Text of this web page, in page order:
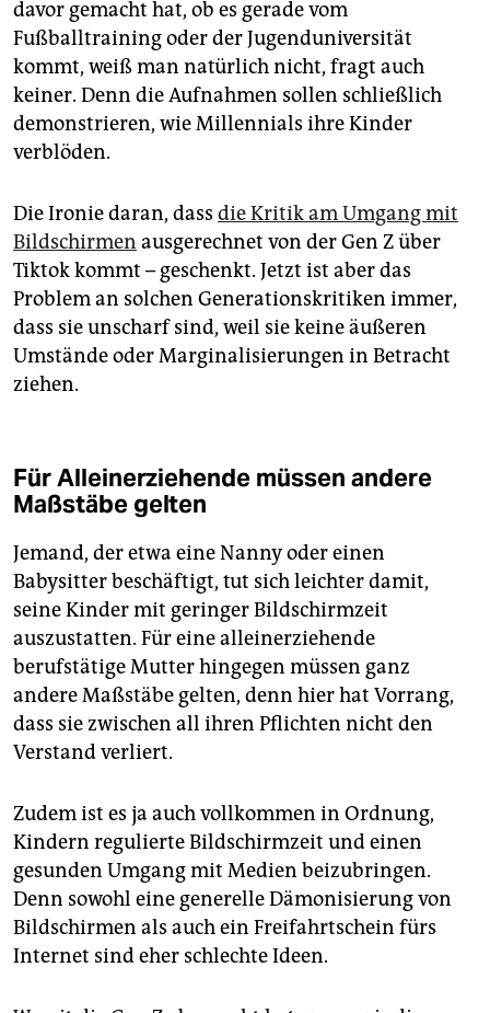
davor gemacht hat, ob es gerade vom
Fußballtraining oder der Jugenduniversität
kommt, weiß man natürlich nicht, fragt auch
keiner. Denn die Aufnahmen sollen schließlich
demonstrieren, wie Mil­lennials ihre Kinder
verblöden.
Die Ironie daran, dass die Kritik am Umgang mit
Bildschirmen ausgerechnet von der Gen Z über
Tiktok kommt – geschenkt. Jetzt ist aber das
Problem an solchen Generationskritiken immer,
dass sie unscharf sind, weil sie keine äußeren
Umstände oder Marginalisierungen in Betracht
ziehen.
Für Alleinerziehende müssen andere
Maßstäbe gelten
Jemand, der etwa eine Nanny oder einen
Babysitter beschäftigt, tut sich leichter damit,
seine Kinder mit geringer Bildschirmzeit
auszustatten. Für eine alleinerziehende
berufstätige Mutter hingegen müssen ganz
andere Maßstäbe gelten, denn hier hat Vorrang,
dass sie zwischen all ihren Pflichten nicht den
Verstand verliert.
Zudem ist es ja auch vollkommen in Ordnung,
Kindern regulierte Bildschirmzeit und einen
gesunden Umgang mit Medien beizubringen.
Denn sowohl eine generelle Dämonisierung von
Bildschirmen als auch ein Freifahrtschein fürs
Internet sind eher schlechte Ideen.